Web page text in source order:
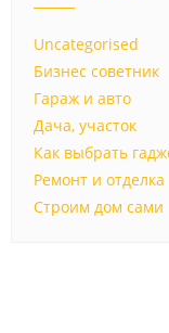
Uncategorised
Бизнес советник
Гараж и авто
Дача, участок
Как выбрать
Ремонт и отделка
Строим дом сами